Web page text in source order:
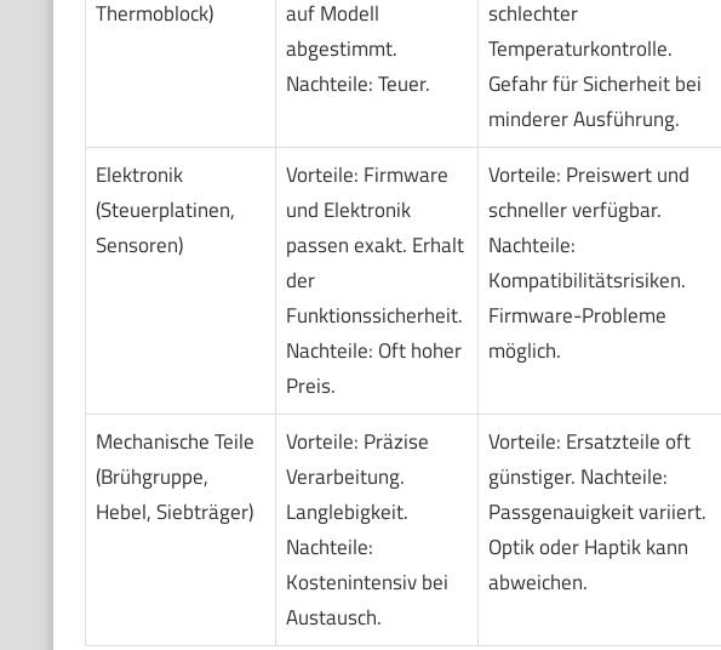
Thermoblock)
auf Modell
abgestimmt.
Nachteile: Teuer.
schlechter
Temperaturkontrolle.
Gefahr für Sicherheit bei
minderer Ausführung.
Elektronik
(Steuerplatinen,
Sensoren)
Vorteile: Firmware
und Elektronik
passen exakt. Erhalt
der
Funktionssicherheit.
Nachteile: Oft hoher
Preis.
Vorteile: Preiswert und
schneller verfügbar.
Nachteile:
Kompatibilitätsrisiken.
Firmware-Probleme
möglich.
Mechanische Teile
(Brühgruppe,
Hebel, Siebträger)
Vorteile: Präzise
Verarbeitung.
Langlebigkeit.
Nachteile:
Kostenintensiv bei
Austausch.
Vorteile: Ersatzteile oft
günstiger. Nachteile:
Passgenauigkeit variiert.
Optik oder Haptik kann
abweichen.